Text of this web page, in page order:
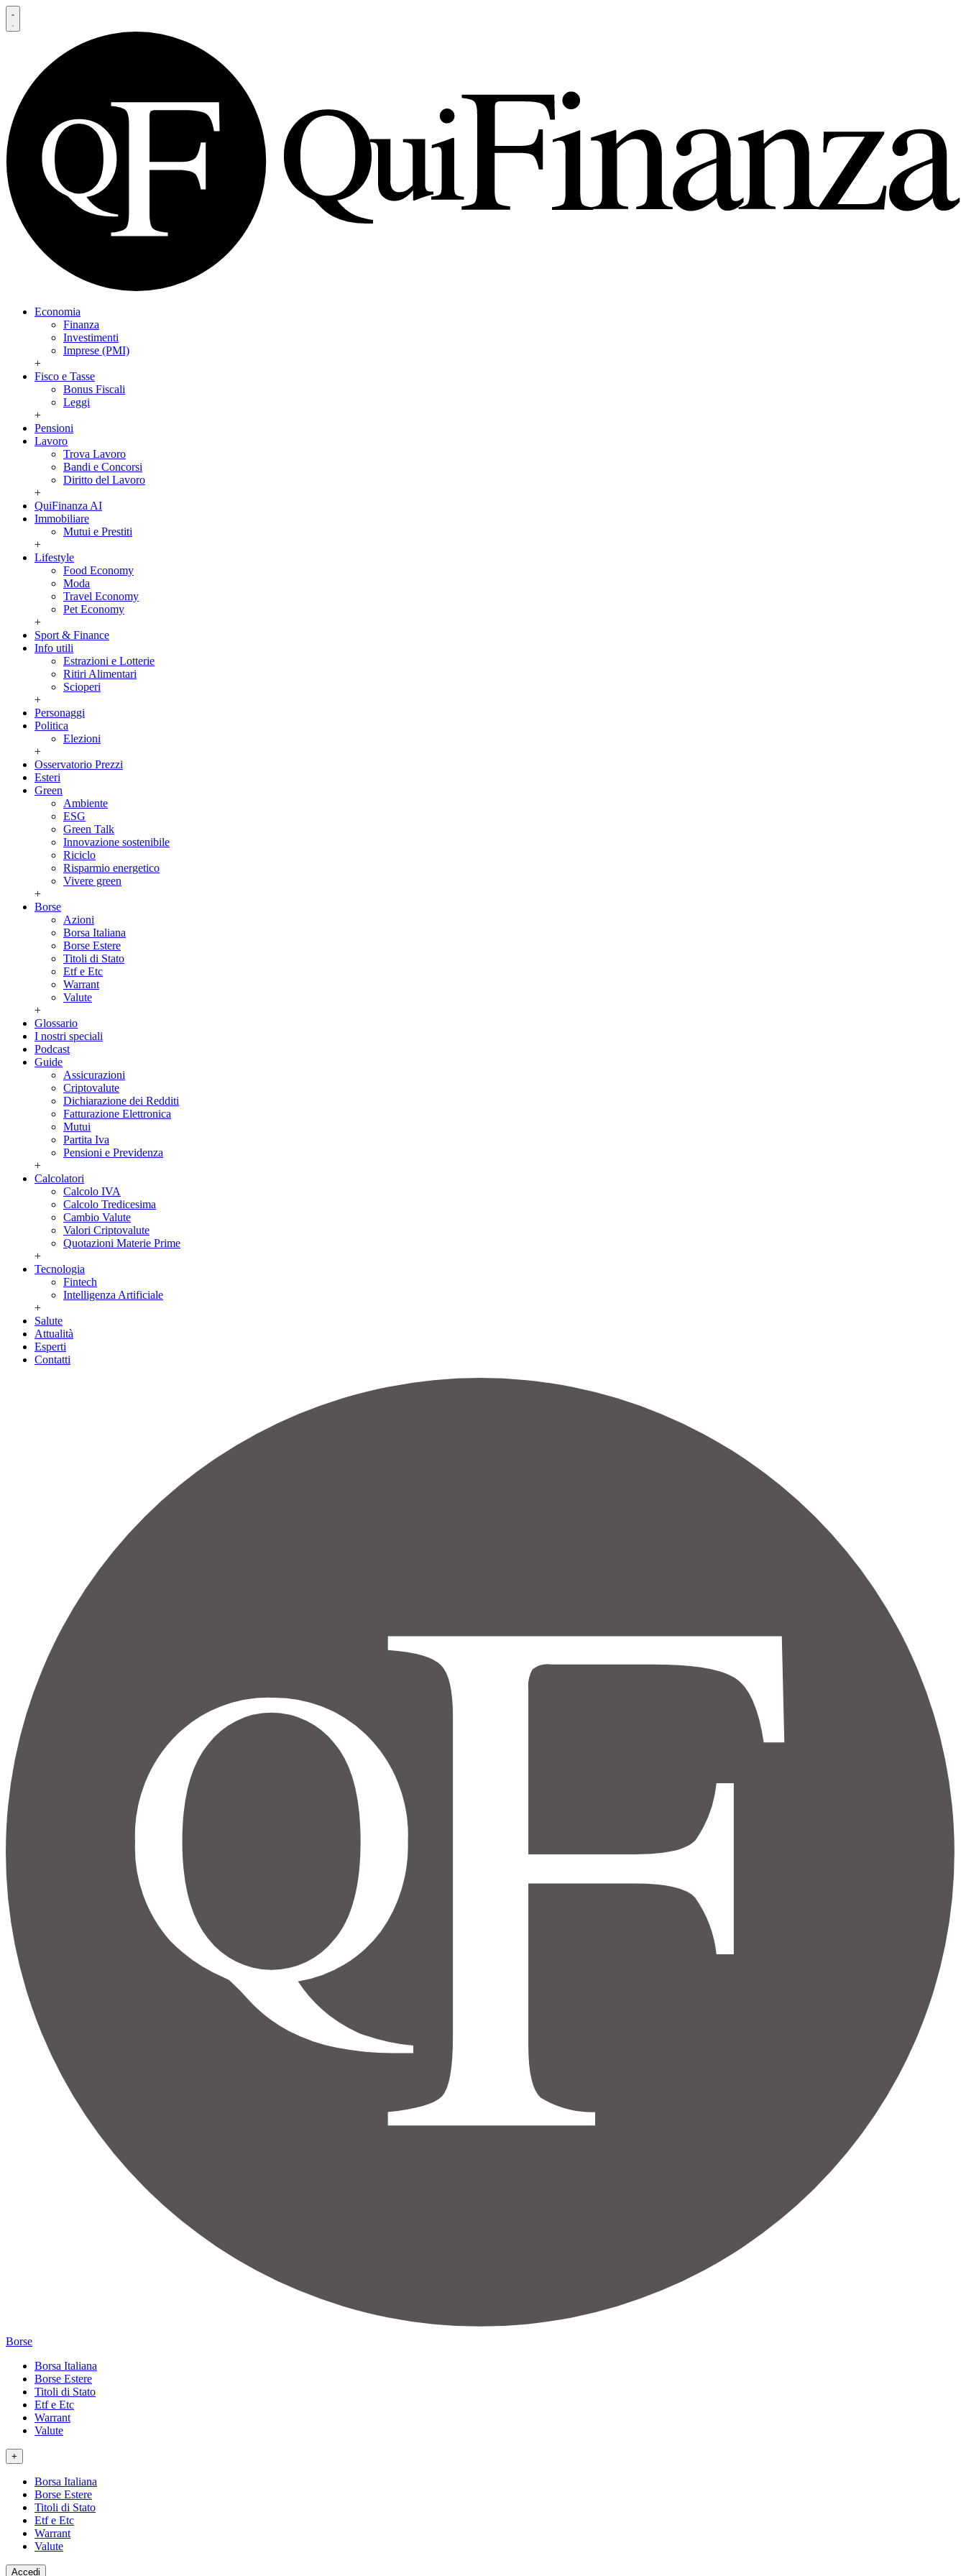
Economia
Finanza
Investimenti
Imprese (PMI)
+
Fisco e Tasse
Bonus Fiscali
Leggi
+
Pensioni
Lavoro
Trova Lavoro
Bandi e Concorsi
Diritto del Lavoro
+
QuiFinanza AI
Immobiliare
Mutui e Prestiti
+
Lifestyle
Food Economy
Moda
Travel Economy
Pet Economy
+
Sport & Finance
Info utili
Estrazioni e Lotterie
Ritiri Alimentari
Scioperi
+
Personaggi
Politica
Elezioni
+
Osservatorio Prezzi
Esteri
Green
Ambiente
ESG
Green Talk
Innovazione sostenibile
Riciclo
Risparmio energetico
Vivere green
+
Borse
Azioni
Borsa Italiana
Borse Estere
Titoli di Stato
Etf e Etc
Warrant
Valute
+
Glossario
I nostri speciali
Podcast
Guide
Assicurazioni
Criptovalute
Dichiarazione dei Redditi
Fatturazione Elettronica
Mutui
Partita Iva
Pensioni e Previdenza
+
Calcolatori
Calcolo IVA
Calcolo Tredicesima
Cambio Valute
Valori Criptovalute
Quotazioni Materie Prime
+
Tecnologia
Fintech
Intelligenza Artificiale
+
Salute
Attualità
Esperti
Contatti
Borse
Borsa Italiana
Borse Estere
Titoli di Stato
Etf e Etc
Warrant
Valute
+
Borsa Italiana
Borse Estere
Titoli di Stato
Etf e Etc
Warrant
Valute
Accedi